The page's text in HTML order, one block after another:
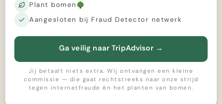
Plant bomen
Aangesloten bij Fraud Detector netwerk
Ga veilig naar TripAdvisor→
Jij betaalt niets extra. Wij ontvangen een kleine
commissie — die gaat rechtstreeks naar onze strijd
tegen internetfraude én het planten van bomen.